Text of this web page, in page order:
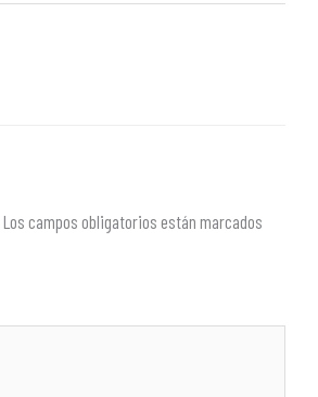
Los campos obligatorios están marcados